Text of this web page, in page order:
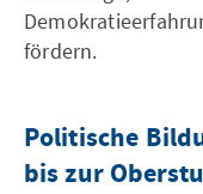
fördern.
Politische
bis zur